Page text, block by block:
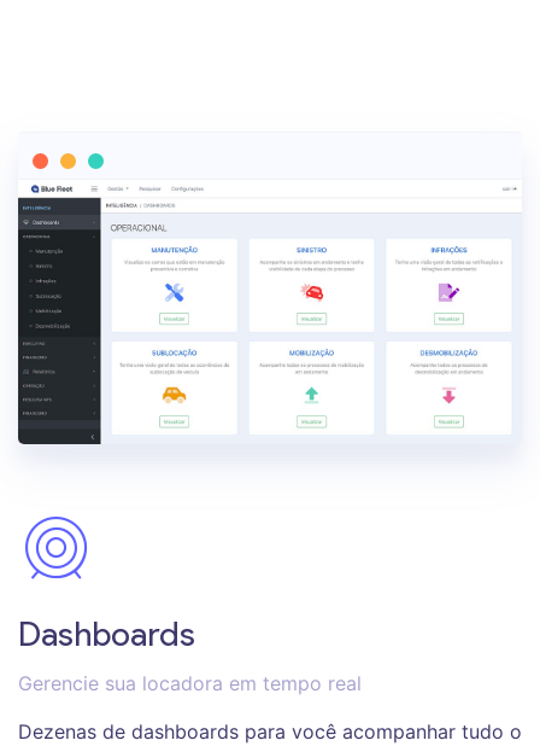
Dashboards
Gerencie sua locadora em tempo real
Dezenas de dashboards para você acompanhar tudo o